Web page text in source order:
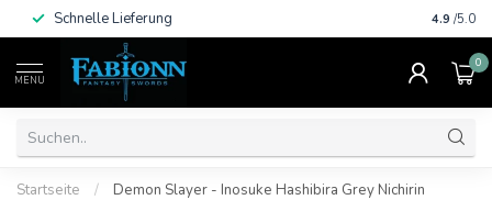
Schnelle Lieferung Viele
4.9 /5.0
MENU
0
Startseite / Demon Slayer - Inosuke Hashibira Grey Nichirin